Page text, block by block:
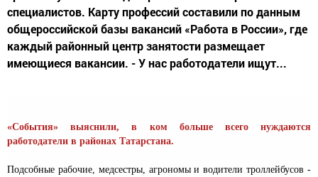
специалистов. Карту профессий составили по данным
общероссийской базы вакансий «Работа в России», где
каждый районный центр занятости размещает
имеющиеся вакансии. - У нас работодатели ищут...
«События» выяснили, в ком больше всего нуждаются
работодатели в районах Татарстана.
Подсобные рабочие, медсестры, агрономы и водители троллейбусов -